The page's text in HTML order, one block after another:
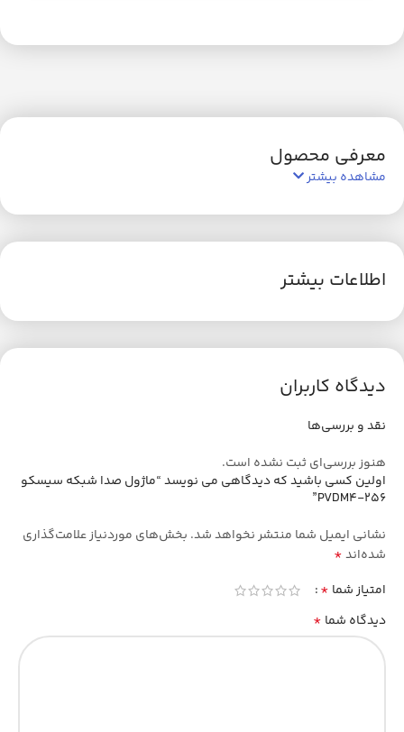
معرفی محصول
مشاهده بیشتر
اطلاعات بیشتر
دیدگاه کاربران
نقد و بررسی‌ها
هنوز بررسی‌ای ثبت نشده است.
اولین کسی باشید که دیدگاهی می نویسد “ماژول صدا شبکه سیسکو
PVDM4-256”
نشانی ایمیل شما منتشر نخواهد شد. بخش‌های موردنیاز علامت‌گذاری
شده‌اند*
امتیاز شما *
دیدگاه شما *